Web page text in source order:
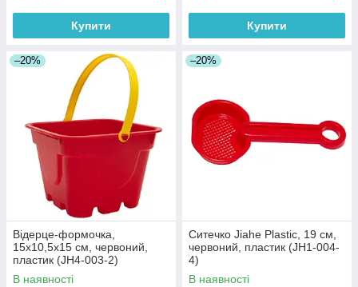
Купити Купити
–20%
Відерце-формочка,
15x10,5x15 см, червоний,
пластик (JH4-003-2)
В наявності
–20%
Ситечко Jiahe Plastic, 19 см,
червоний, пластик (JH1-004-
4)
В наявності